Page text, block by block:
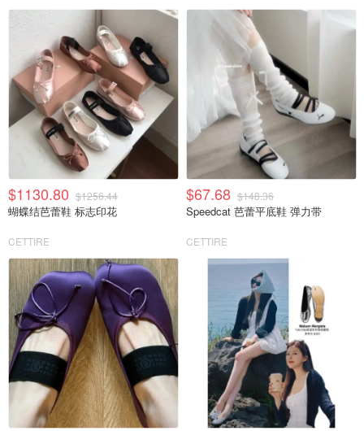
$1130.80 $1256.44
蝴蝶结芭蕾鞋 标志印花
CETTIRE
$67.68 $148.36
Speedcat 芭蕾平底鞋 弹力带
CETTIRE